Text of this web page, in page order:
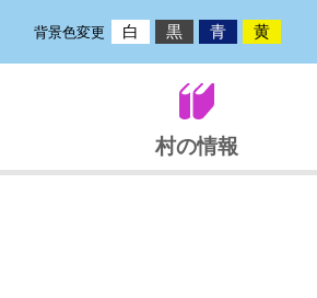
背景色変更 白 黒 青 黄
村の情報